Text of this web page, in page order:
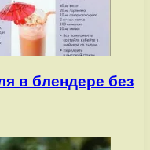
в блендере без